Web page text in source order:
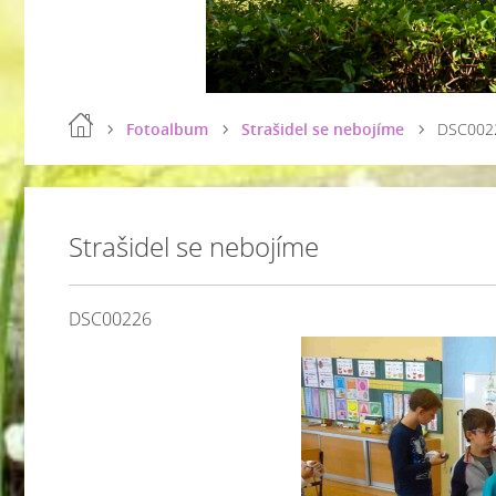
Fotoalbum Strašidel se nebojíme
Strašidel se nebojíme
DSC00226